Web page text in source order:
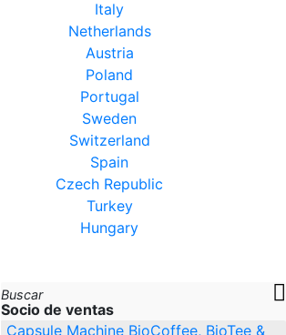
Italy
Netherlands
Austria
Poland
Portugal
Sweden
Switzerland
Spain
Czech Republic
Turkey
Hungary
Buscar
Socio de ventas
Capsule Machine BioCoffee, BioTee &